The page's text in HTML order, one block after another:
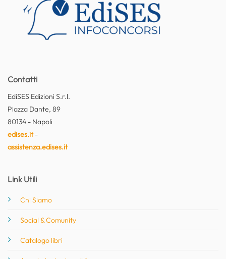
Contatti
EdiSES Edizioni S.r.l.
Piazza Dante, 89
80134 - Napoli
edises.it-
assistenza.edises.it
Link Utili
Chi Siamo
Social & Comunity
Catalogo libri